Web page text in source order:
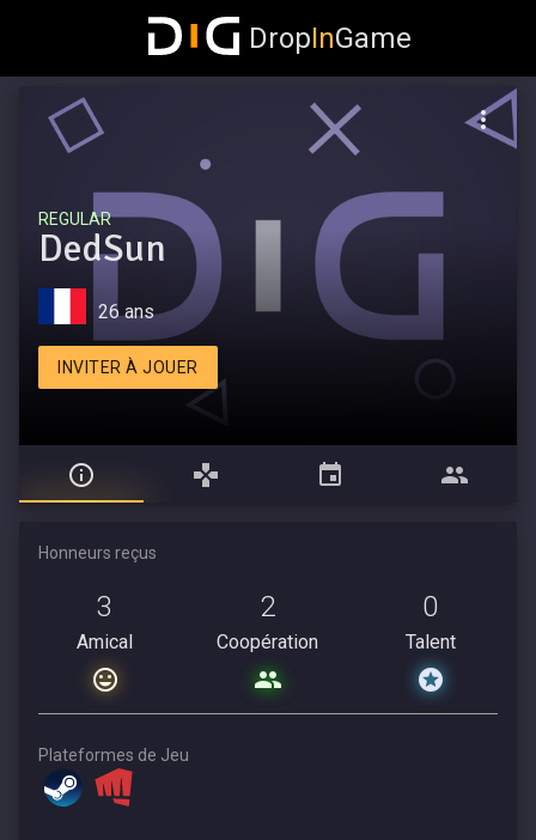
DropInGame
REGULAR
DedSun
26 ans
INVITER À JOUER
Honneurs reçus
3
Amical
2
Coopération
0
Talent
Plateformes de Jeu